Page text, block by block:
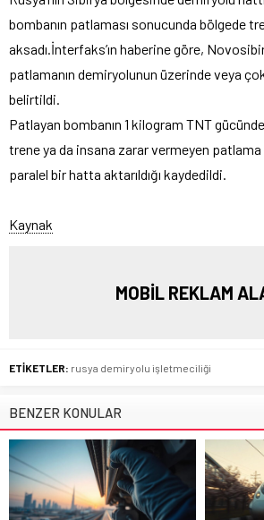
bombanın patlaması sonucunda bölgede
aksadı. İnterfaks’ın haberine göre,
patlamanın demiryolunun üzerinde veya
belirtildi.
Patlayan bombanın 1 kilogram TNT
trene ya da insana zarar vermeyen
paralel bir hatta aktarıldığı kaydedildi.
Kaynak
MOBİL REKLAM
ETİKETLER: rusya demiryolu işletmeciliği
BENZER KONULAR